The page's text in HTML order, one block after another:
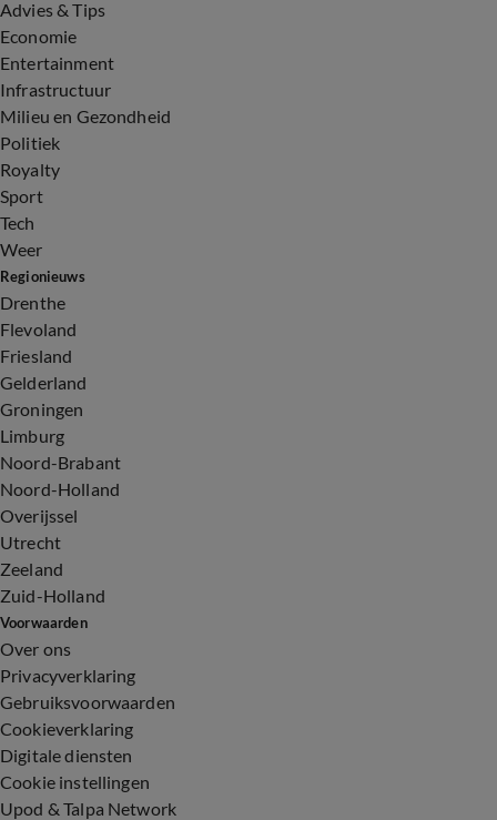
Advies & Tips
Economie
Entertainment
Infrastructuur
Milieu en Gezondheid
Politiek
Royalty
Sport
Tech
Weer
Regionieuws
Drenthe
Flevoland
Friesland
Gelderland
Groningen
Limburg
Noord-Brabant
Noord-Holland
Overijssel
Utrecht
Zeeland
Zuid-Holland
Voorwaarden
Over ons
Privacyverklaring
Gebruiksvoorwaarden
Cookieverklaring
Digitale diensten
Cookie instellingen
Upod & Talpa Network